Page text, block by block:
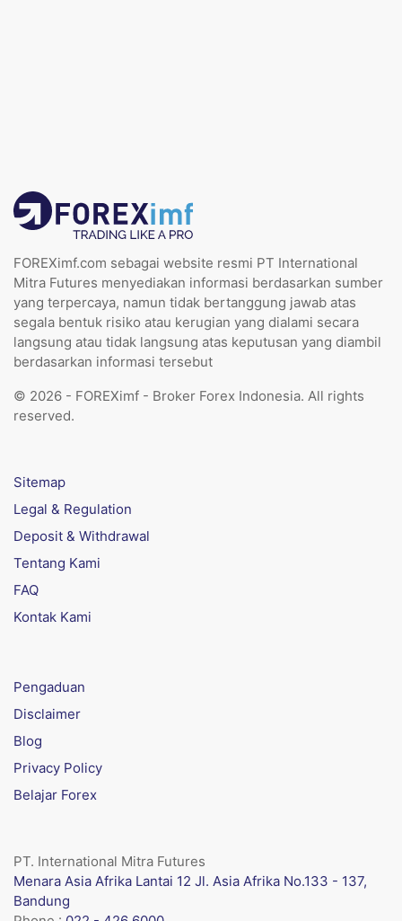
FOREXimf.com sebagai website resmi PT International
Mitra Futures menyediakan informasi berdasarkan sumber
yang terpercaya, namun tidak bertanggung jawab atas
segala bentuk risiko atau kerugian yang dialami secara
langsung atau tidak langsung atas keputusan yang diambil
berdasarkan informasi tersebut
© 2026 - FOREXimf - Broker Forex Indonesia. All rights
reserved.
Sitemap
Legal & Regulation
Deposit & Withdrawal
Tentang Kami
FAQ
Kontak Kami
Pengaduan
Disclaimer
Blog
Privacy Policy
Belajar Forex
PT. International Mitra Futures
Menara Asia Afrika Lantai 12 Jl. Asia Afrika No.133 - 137,
Bandung